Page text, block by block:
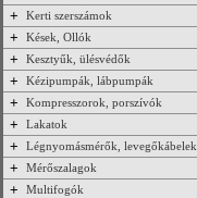
+ Kerti szerszámok
+ Kések, Ollók
+ Kesztyűk, ülésvédők
+ Kézipumpák, lábpumpák
+ Kompresszorok, porszívók
+ Lakatok
+ Légnyomásmérők, levegőkábelek
+ Mérőszalagok
+ Multifogók